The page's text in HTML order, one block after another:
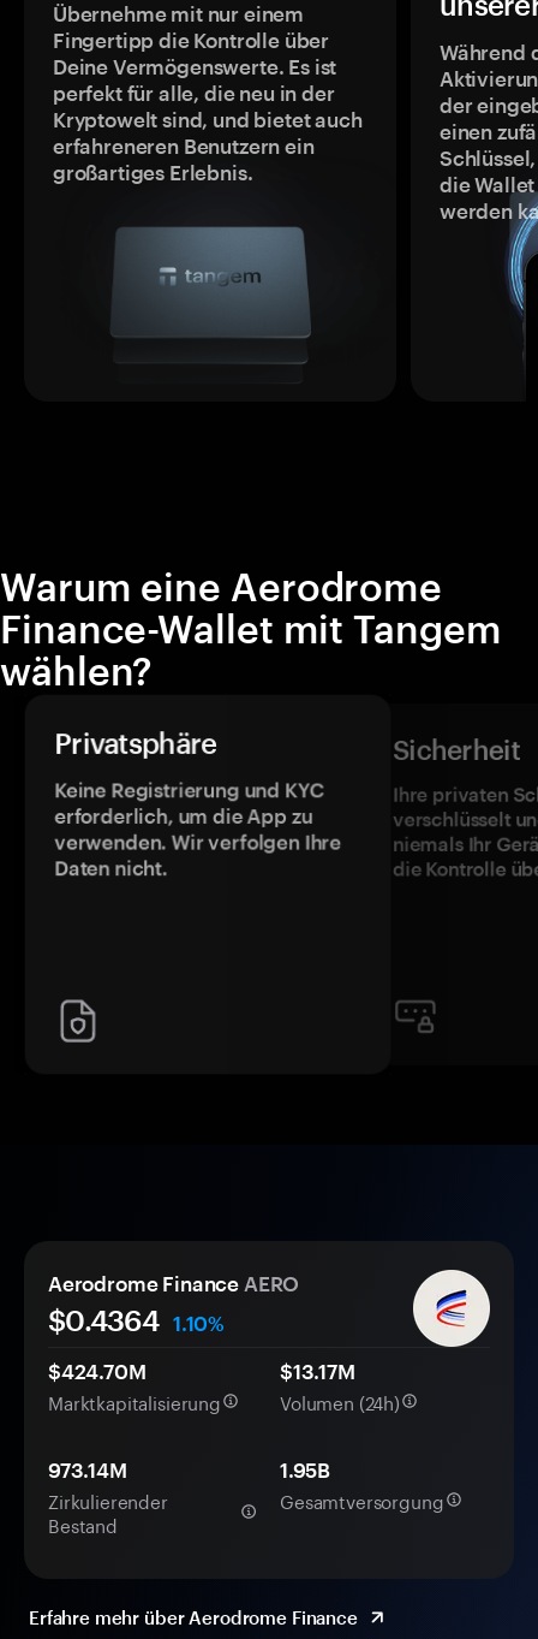
Übernehme mit nur einem
Fingertipp die Kontrolle über
Deine Vermögenswerte. Es ist
perfekt für alle, die neu in der
Kryptowelt sind, und bietet auch
erfahreneren Benutzern ein
großartiges Erlebnis.
Während
der
einen
die
werden
Warum eine Aerodrome
Finance-Wallet mit Tangem
wählen?
Privatsphäre
Keine Registrierung und KYC
erforderlich, um die App zu
verwenden. Wir verfolgen Ihre
Daten nicht.
Sicherheit
Ihre privaten
verschlüsselt
niemals Ihr
die Kontrolle
Aerodrome Finance AERO
$0.4364
1.10%
$424.70M
Marktkapitalisierung
$13.17M
Volumen (24h)
973.14M
Zirkulierender
Bestand
1.95B
Gesamtversorgung
Erfahre mehr über Aerodrome Finance